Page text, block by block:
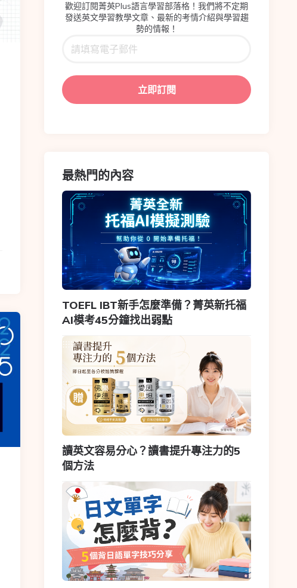
歡迎訂閱菁英Plus語言學習部落格！我們將不定期
發送英文學習教學文章、最新的考情介紹與學習趨
勢的情報！
最熱門的內容
TOEFL IBT新手怎麼準備？菁英新托福
AI模考45分鐘找出弱點
讀英文容易分心？讀書提升專注力的5
個方法